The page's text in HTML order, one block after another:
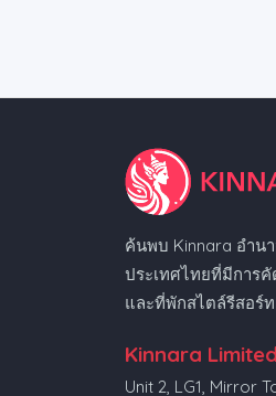
ค้นพบ Kinnara อำน
ประเทศไทยที่มีการคั
และที่พักสไตล์รีสอร์ท
Kinnara Limited
Unit 2, LG1, Mirror